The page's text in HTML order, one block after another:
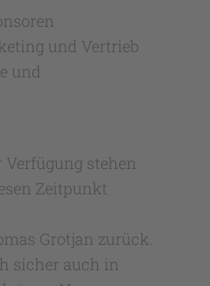
und Vertrieb
und
stehen
Zeitpunkt
Grotjan zurück.
sicher auch in